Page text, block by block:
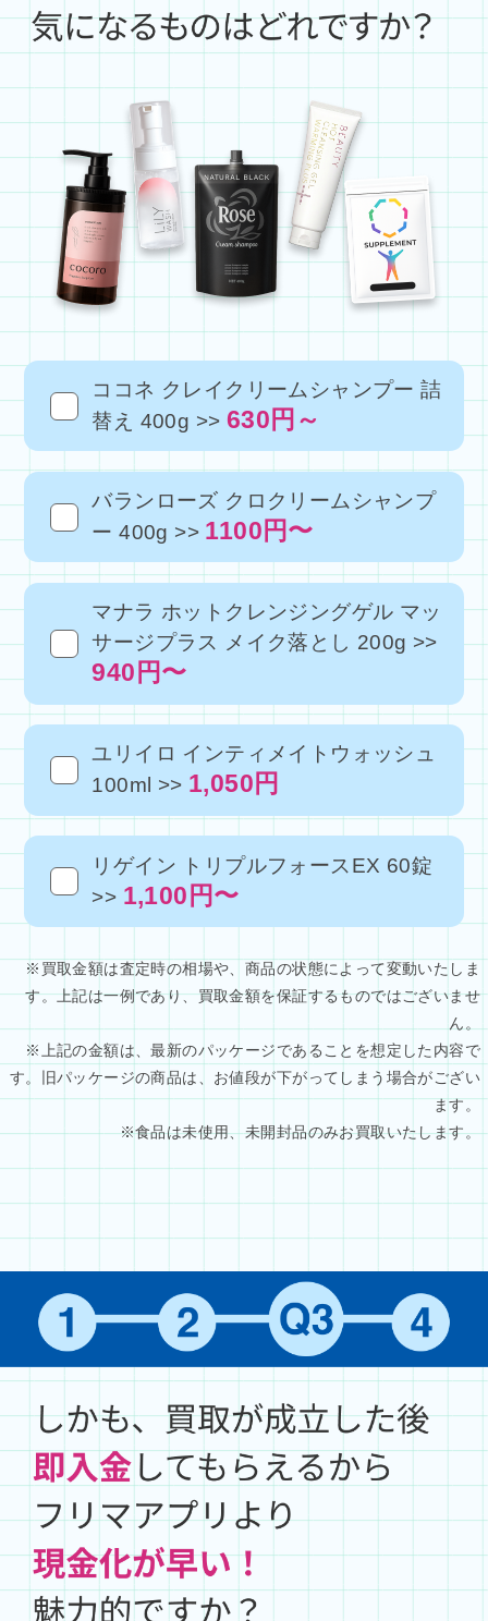
ココネ クレイクリームシャンプー 詰
替え 400g >> 630円～
バランローズ クロクリームシャンプ
ー 400g >> 1100円〜
マナラ ホットクレンジングゲル マッ
サージプラス メイク落とし 200g >>
940円〜
ユリイロ インティメイトウォッシュ
100ml >> 1,050円
リゲイン トリプルフォースEX 60錠
>> 1,100円〜
※買取金額は査定時の相場や、商品の状態によって変動いたしま
す。上記は一例であり、買取金額を保証するものではございませ
ん。
※上記の金額は、最新のパッケージであることを想定した内容で
す。旧パッケージの商品は、お値段が下がってしまう場合がござい
ます。
※食品は未使用、未開封品のみお買取いたします。